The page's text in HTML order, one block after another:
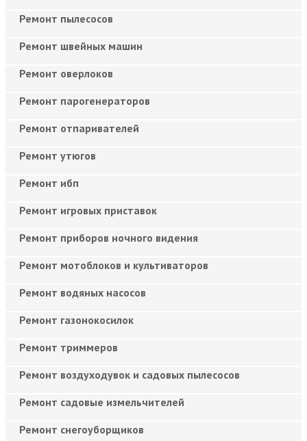
Ремонт пылесосов
Ремонт швейных машин
Ремонт оверлоков
Ремонт парогенераторов
Ремонт отпаривателей
Ремонт утюгов
Ремонт ибп
Ремонт игровых приставок
Ремонт приборов ночного видения
Ремонт мотоблоков и культиваторов
Ремонт водяных насосов
Ремонт газонокосилок
Ремонт триммеров
Ремонт воздуходувок и садовых пылесосов
Ремонт садовые измельчителей
Ремонт снегоуборщиков